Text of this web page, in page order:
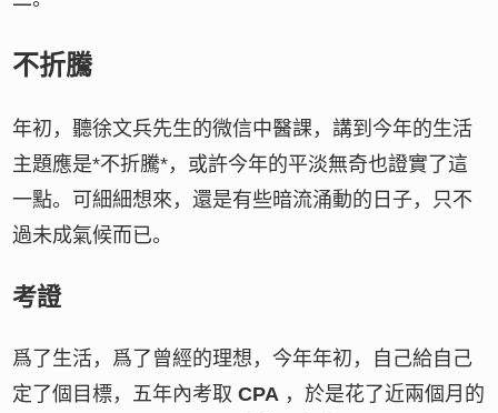
不折騰
年初，聽徐文兵先生的微信中醫課，講到今年的生活
主題應是*不折騰*，或許今年的平淡無奇也證實了這
一點。可細細想來，還是有些暗流涌動的日子，只不
過未成氣候而已。
考證
爲了生活，爲了曾經的理想，今年年初，自己給自己
定了個目標，五年內考取CPA ，於是花了近兩個月的